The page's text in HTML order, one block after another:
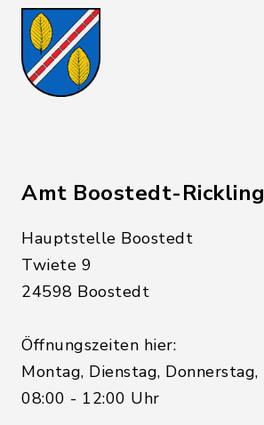
Amt Boostedt-Rickling
Hauptstelle Boostedt
Twiete 9
24598 Boostedt
Öffnungszeiten hier:
Montag, Dienstag, Donnerstag,
08:00 - 12:00 Uhr